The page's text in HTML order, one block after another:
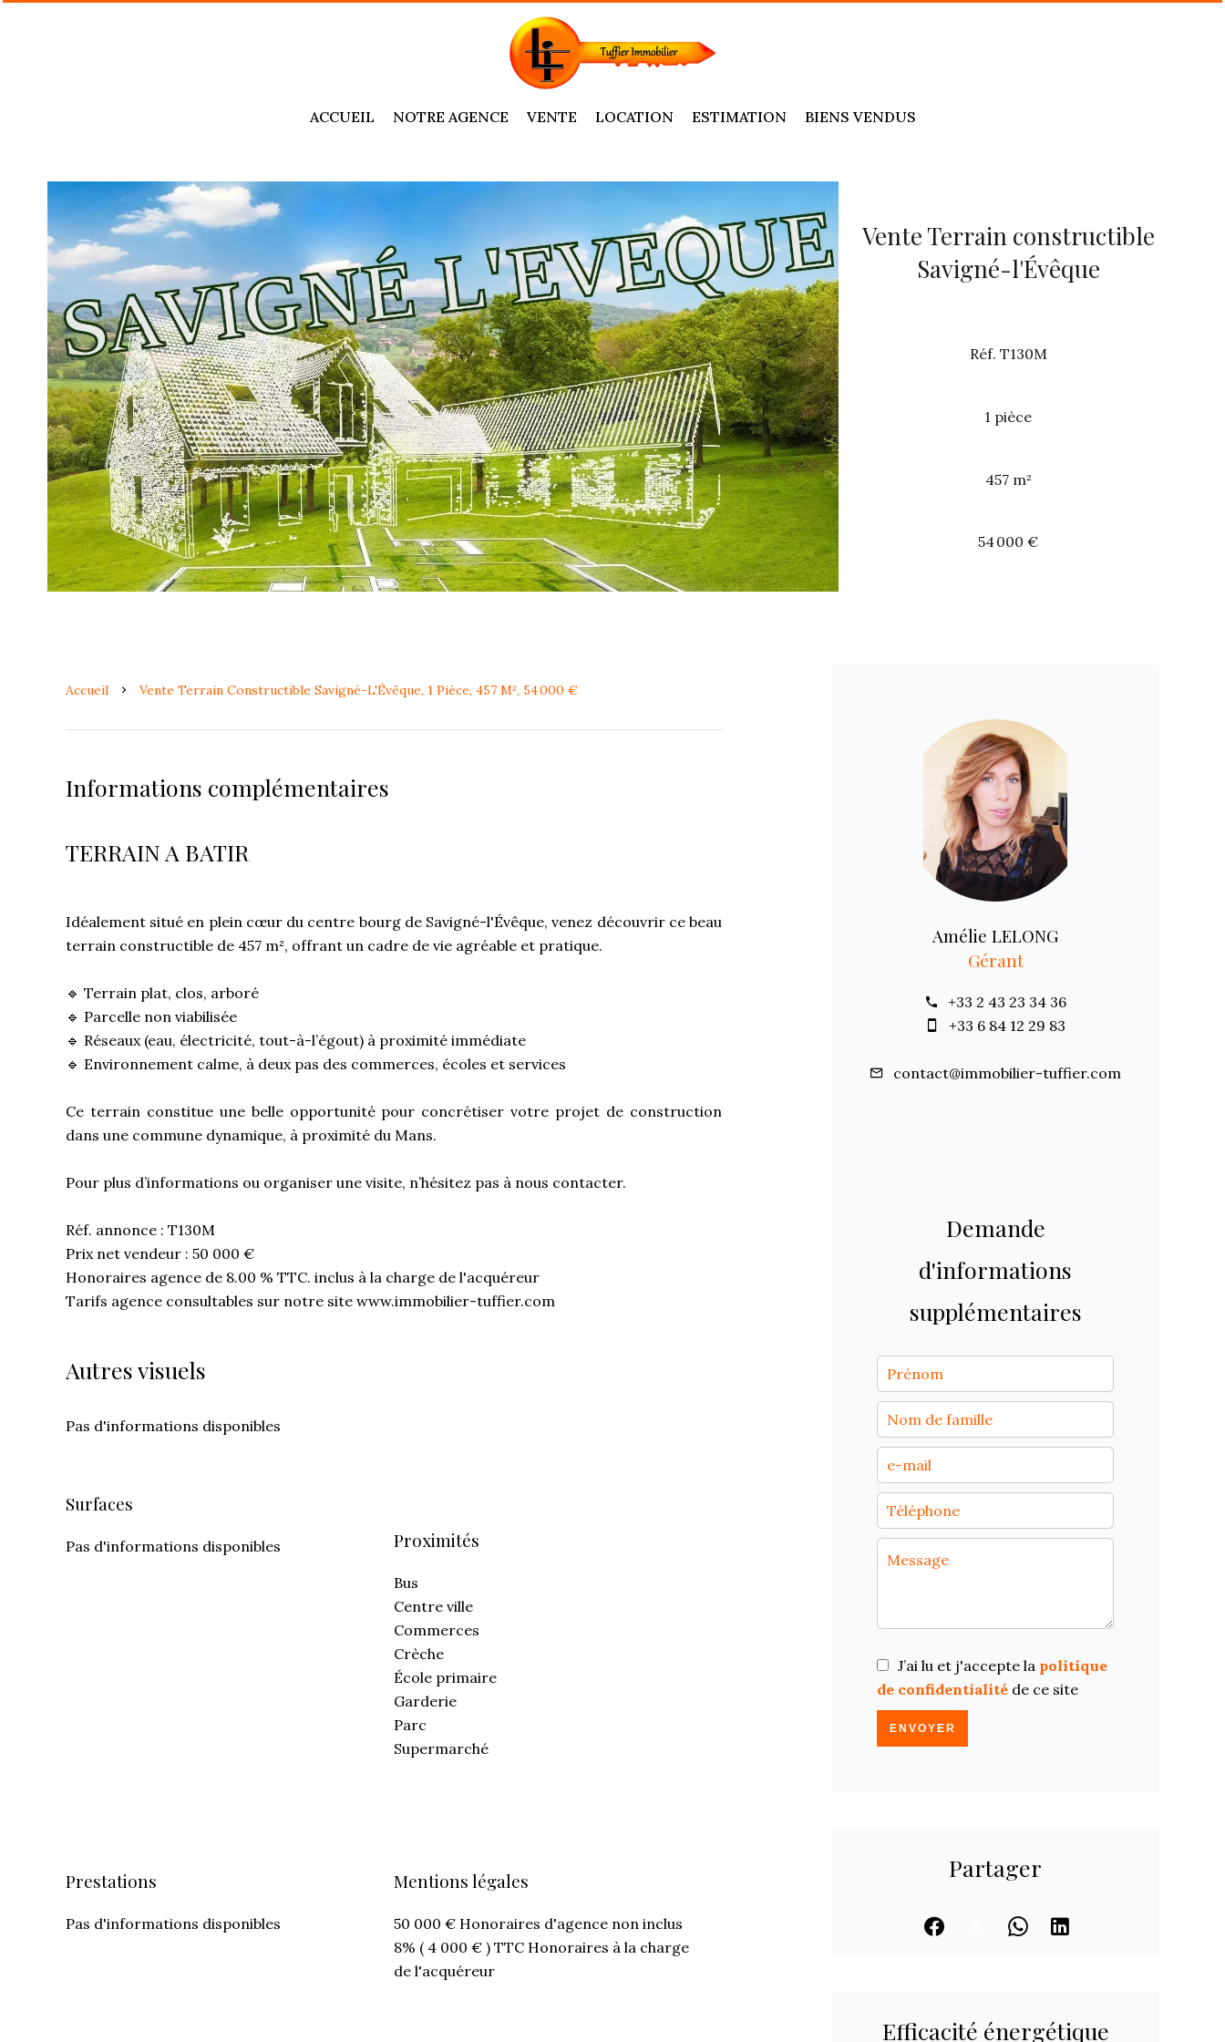
ACCUEIL NOTRE AGENCE VENTE LOCATION ESTIMATION BIENS VENDUS
Vente Terrain constructible
Savigné-l'Évêque
Réf. T130M
1 pièce
457 m²
54 000 €
Accueil Vente Terrain Constructible Savigné-L'Évêque, 1 Pièce, 457 M², 54 000 €
Informations complémentaires
TERRAIN A BATIR
Idéalement situé en plein cœur du centre bourg de Savigné-l'Évêque, venez découvrir ce beau
terrain constructible de 457 m², offrant un cadre de vie agréable et pratique.
🔹 Terrain plat, clos, arboré
🔹 Parcelle non viabilisée
🔹 Réseaux (eau, électricité, tout-à-l’égout) à proximité immédiate
🔹 Environnement calme, à deux pas des commerces, écoles et services
Ce terrain constitue une belle opportunité pour concrétiser votre projet de construction
dans une commune dynamique, à proximité du Mans.
Pour plus d’informations ou organiser une visite, n’hésitez pas à nous contacter.
Réf. annonce : T130M
Prix net vendeur : 50 000 €
Honoraires agence de 8.00 % TTC. inclus à la charge de l'acquéreur
Tarifs agence consultables sur notre site www.immobilier-tuffier.com
Autres visuels
Pas d'informations disponibles
Surfaces
Pas d'informations disponibles Proximités
Bus
Centre ville
Commerces
Crèche
École primaire
Garderie
Parc
Supermarché
Prestations
Pas d'informations disponibles
Mentions légales
50 000 € Honoraires d'agence non inclus
8% ( 4 000 € ) TTC Honoraires à la charge
de l'acquéreur
Amélie LELONG
Gérant
+33 2 43 23 34 36
+33 6 84 12 29 83
contact@immobilier-tuffier.com
Demande
d'informations
supplémentaires
J’ai lu et j'accepte la politique
de confidentialité de ce site
ENVOYER
Partager
Efficacité énergétique